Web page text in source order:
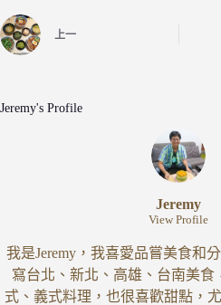
上一
Jeremy's Profile
Jeremy
View Profile
我是Jeremy，我喜愛品嘗美食和
寫台北、新北、高雄、台南美食
式、義式料理，也很喜歡甜點，